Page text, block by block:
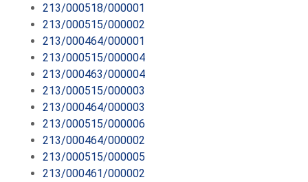
213/000518/000001
213/000515/000002
213/000464/000001
213/000515/000004
213/000463/000004
213/000515/000003
213/000464/000003
213/000515/000006
213/000464/000002
213/000515/000005
213/000461/000002